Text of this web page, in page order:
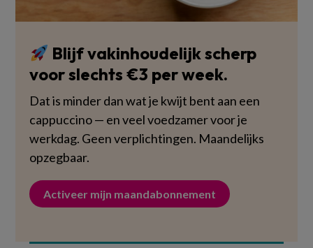
Blijf vakinhoudelijk scherp
voor slechts €3 per week.
Dat is minder dan wat je kwijt bent aan een
cappuccino — en veel voedzamer voor je
werkdag. Geen verplichtingen. Maandelijks
opzegbaar.
Activeer mijn maandabonnement